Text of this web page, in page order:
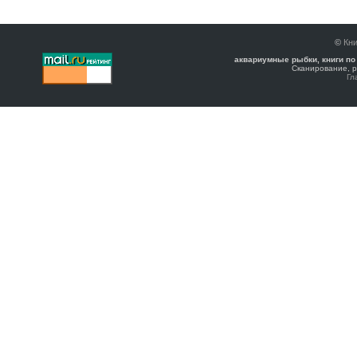
©
аквариумные рыбки, книги
Сканирование,